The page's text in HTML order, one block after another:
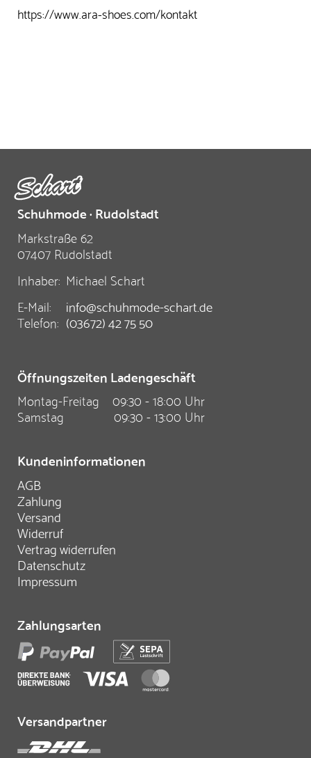
https://www.ara-shoes.com/kontakt
Schuhmode · Rudolstadt
Markstraße 62
07407 Rudolstadt
Inhaber: Michael Schart
E-Mail:
info@schuhmode-schart.de
Telefon: (03672) 42 75 50
Öffnungszeiten Ladengeschäft
Montag-Freitag
09:30 - 18:00 Uhr
Samstag
09:30 - 13:00 Uhr
Kundeninformationen
AGB
Zahlung
Versand
Widerruf
Vertrag widerrufen
Datenschutz
Impressum
Zahlungsarten
Versandpartner